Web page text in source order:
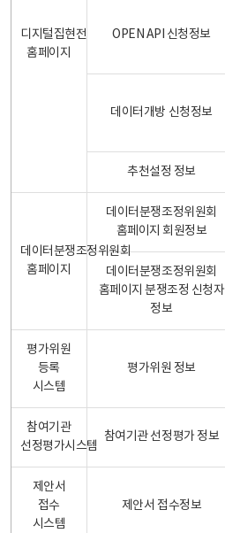
디지털집현전
홈페이지
OPEN API 신청정보
데이터개방 신청정보
추천설정 정보
데이터분쟁조정위원회
홈페이지
데이터분쟁조정위원회
홈페이지 회원정보
데이터분쟁조정위원회
홈페이지 분쟁조정 신청자
정보
평가위원
등록
시스템
평가위원 정보
참여기관
선정평가시스템
참여기관 선정평가 정보
제안서
접수
시스템
제안서 접수정보